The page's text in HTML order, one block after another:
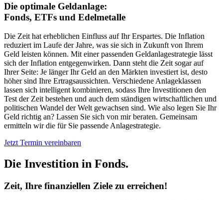
Die optimale Geldanlage:
Fonds, ETFs und Edelmetalle
Die Zeit hat erheblichen Einfluss auf Ihr Erspartes. Die Inflation
reduziert im Laufe der Jahre, was sie sich in Zukunft von Ihrem
Geld leisten können. Mit einer passenden Geldanlagestrategie lässt
sich der Inflation entgegenwirken. Dann steht die Zeit sogar auf
Ihrer Seite: Je länger Ihr Geld an den Märkten investiert ist, desto
höher sind Ihre Ertragsaussichten. Verschiedene Anlageklassen
lassen sich intelligent kombinieren, sodass Ihre Investitionen den
Test der Zeit bestehen und auch dem ständigen wirtschaftlichen und
politischen Wandel der Welt gewachsen sind. Wie also legen Sie Ihr
Geld richtig an? Lassen Sie sich von mir beraten. Gemeinsam
ermitteln wir die für Sie passende Anlagestrategie.
Jetzt Termin vereinbaren
Die Investition in Fonds.
Zeit, Ihre finanziellen Ziele zu erreichen!